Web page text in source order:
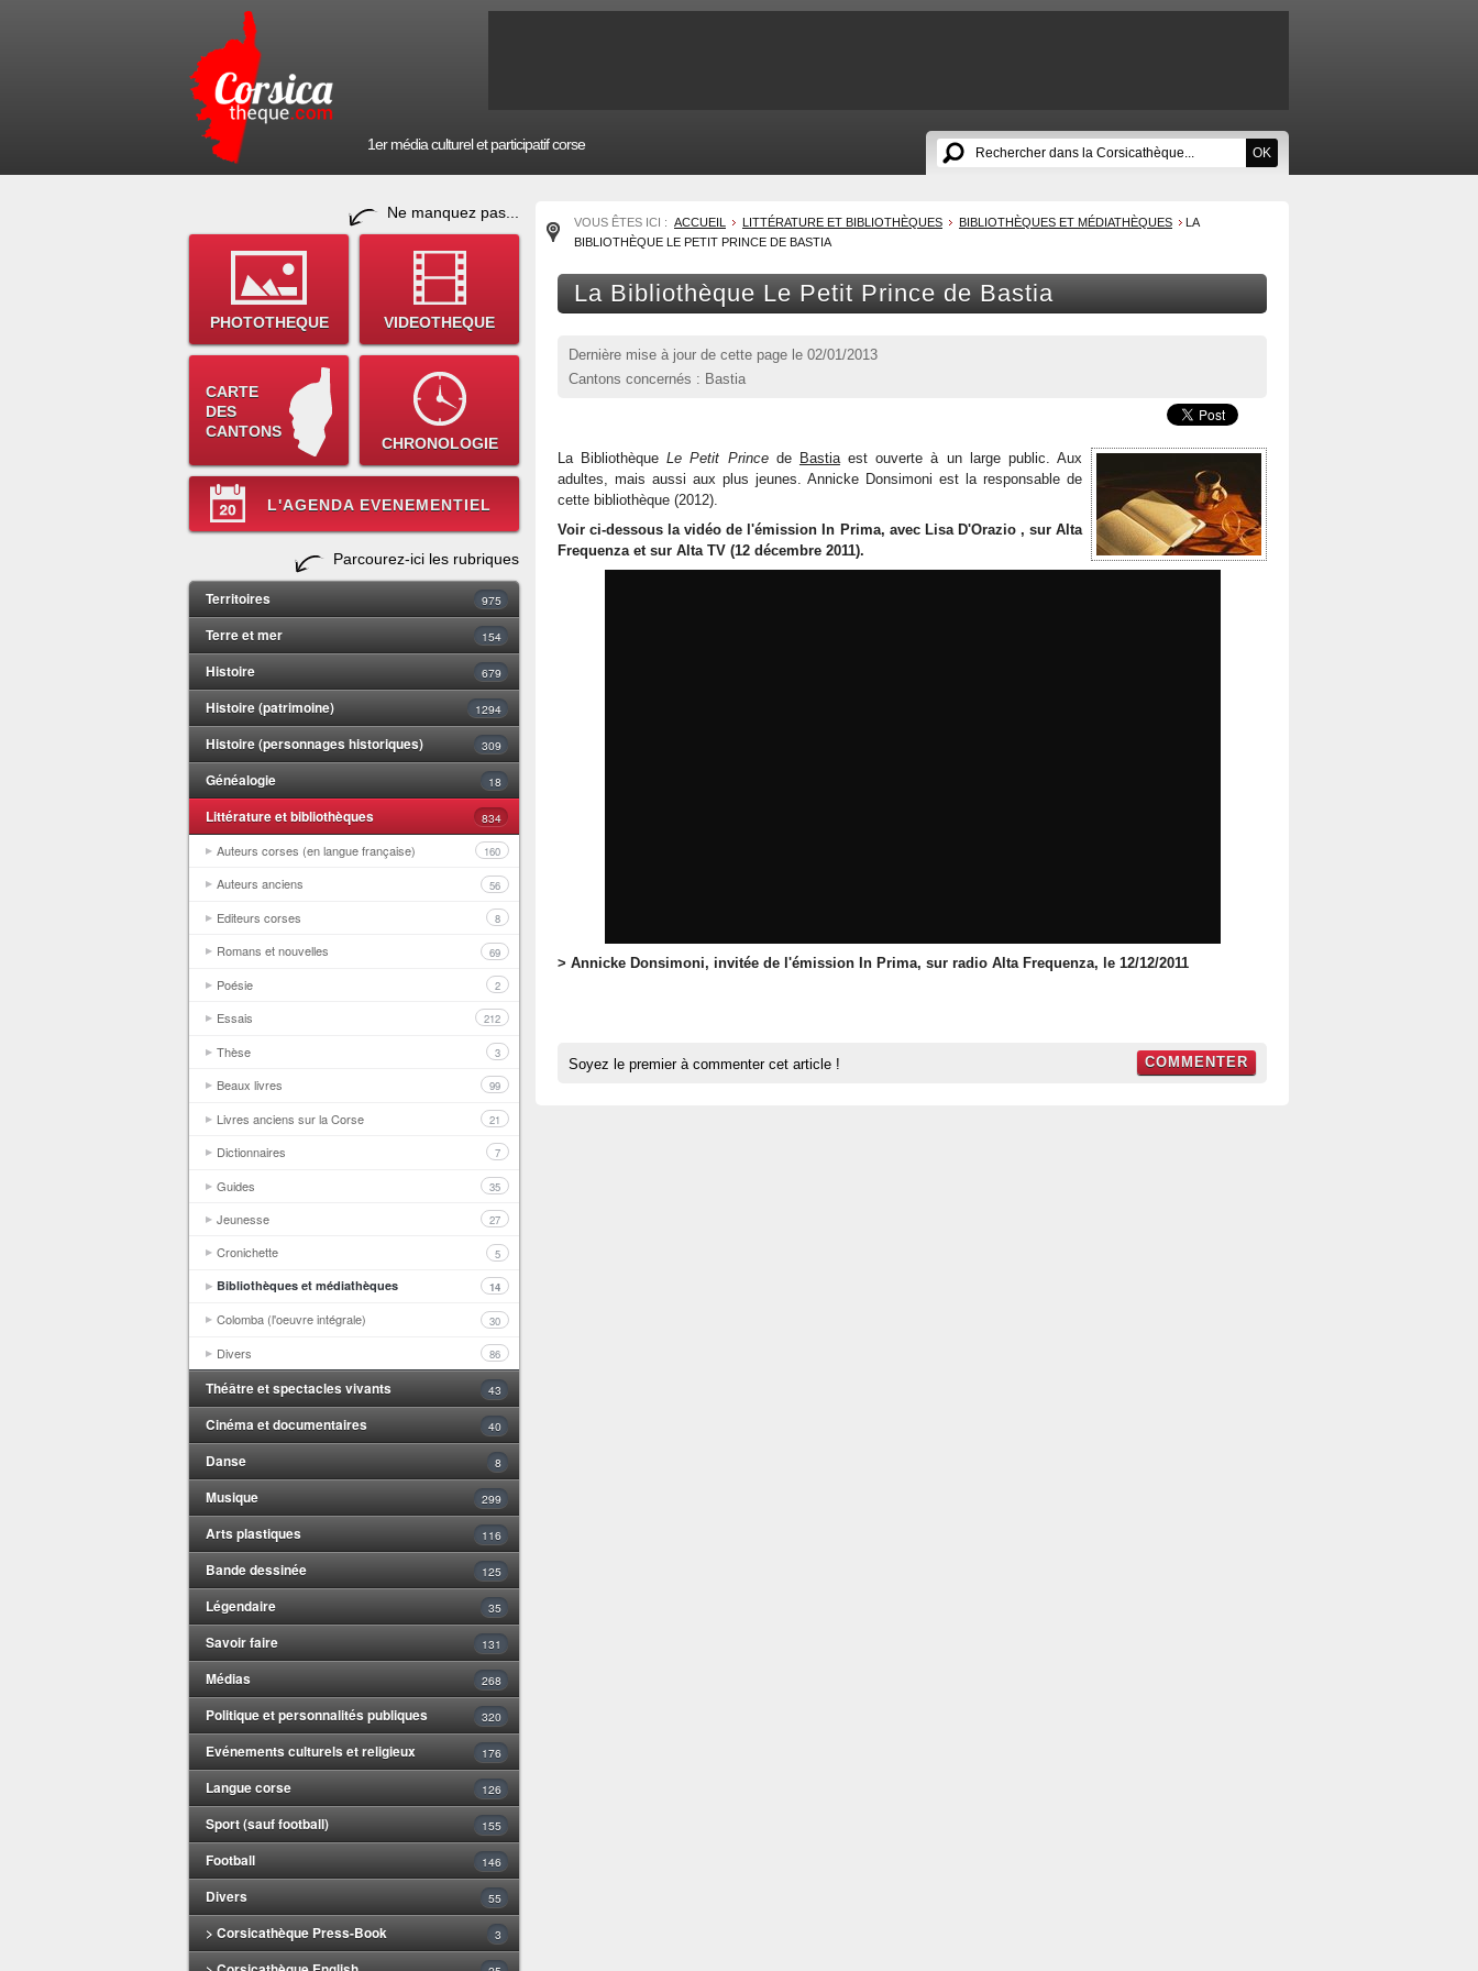
1er média culturel et participatif corse
Ne manquez pas...
PHOTOTHEQUE VIDEOTHEQUE
CARTE
DES
CANTONS
CHRONOLOGIE
L'AGENDA EVENEMENTIEL
Parcourez-ici les rubriques
Territoires 975
Terre et mer 154
Histoire 679
Histoire (patrimoine) 1294
Histoire (personnages historiques) 309
Généalogie 18
Littérature et bibliothèques 834
Auteurs corses (en langue française) 160
Auteurs anciens 56
Editeurs corses 8
Romans et nouvelles 69
Poésie 2
Essais 212
Thèse 3
Beaux livres 99
Livres anciens sur la Corse 21
Dictionnaires 7
Guides 35
Jeunesse 27
Cronichette 5
Bibliothèques et médiathèques 14
Colomba (l'oeuvre intégrale) 30
Divers 86
Théâtre et spectacles vivants 43
Cinéma et documentaires 40
Danse 8
Musique 299
Arts plastiques 116
Bande dessinée 125
Légendaire 35
Savoir faire 131
Médias 268
Politique et personnalités publiques 320
Evénements culturels et religieux 176
Langue corse 126
Sport (sauf football) 155
Football 146
Divers 55
> Corsicathèque Press-Book 3
VOUS ÊTES ICI : ACCUEIL LITTÉRATURE ET BIBLIOTHÈQUES BIBLIOTHÈQUES ET MÉDIATHÈQUES
LA
BIBLIOTHÈQUE LE PETIT PRINCE DE BASTIA
La Bibliothèque Le Petit Prince de Bastia
Dernière mise à jour de cette page le 02/01/2013
Cantons concernés : Bastia
La BibliothèqueLe Petit Princede Bastiaest ouverte à un large public. Aux
adultes, mais aussi aux plus jeunes. Annicke Donsimoni est la responsable de
cette bibliothèque (2012).
Voir ci-dessous la vidéo de l'émission In Prima, avec Lisa D'Orazio , sur Alta
Frequenza et sur Alta TV (12 décembre 2011).
> Annicke Donsimoni, invitée de l'émission In Prima, sur radio Alta Frequenza, le 12/12/2011
Soyez le premier à commenter cet article ! COMMENTER